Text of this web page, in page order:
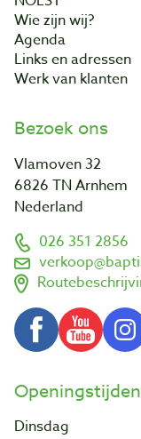
Wie zijn wij?
Agenda
Links en adressen
Werk van klanten
Bezoek ons
Vlamoven 32
6826 TN Arnhem
Nederland
026 351 2856
Openingstijden
Dinsdag